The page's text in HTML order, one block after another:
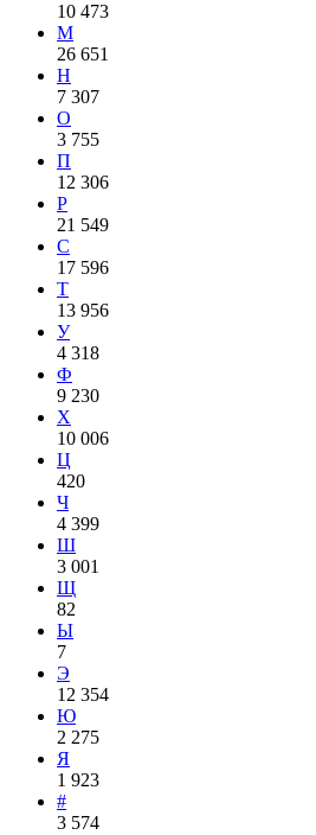
10 473
М
26 651
Н
7 307
О
3 755
П
12 306
Р
21 549
С
17 596
Т
13 956
У
4 318
Ф
9 230
Х
10 006
Ц
420
Ч
4 399
Ш
3 001
Щ
82
Ы
7
Э
12 354
Ю
2 275
Я
1 923
#
3 574